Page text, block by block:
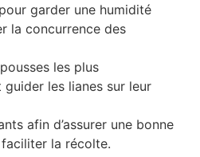
garder une humidité
la concurrence des
les plus
guider les lianes sur leur
afin d’assurer une bonne
la récolte.